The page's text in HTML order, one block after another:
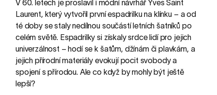
V 60. letech je proslavil i módní návrhář Yves Saint
Laurent, který vytvořil první espadrilku na klínku – a od
té doby se staly nedílnou součástí letních šatníků po
celém světě. Espadrilky si získaly srdce lidí pro jejich
univerzálnost – hodí se k šatům, džínám či plavkám, a
jejich přírodní materiály evokují pocit svobody a
spojení s přírodou. Ale co když by mohly být ještě
lepší?